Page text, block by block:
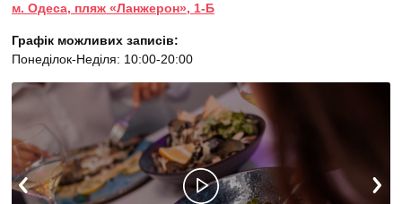
м. Одеса, пляж «Ланжерон», 1-Б
Графік можливих записів:
Понеділок-Неділя: 10:00-20:00